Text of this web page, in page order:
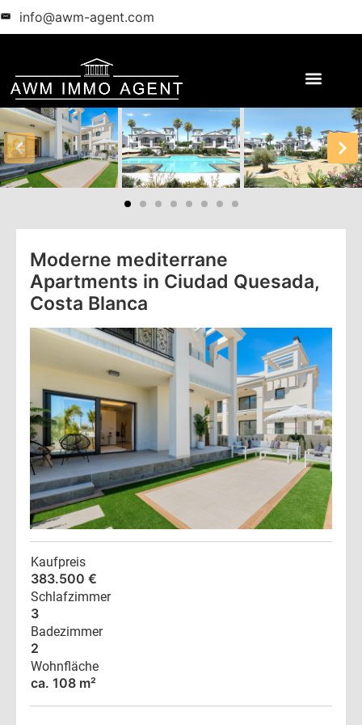
info@awm-agent.com
Moderne mediterrane
Apartments in Ciudad Quesada,
Costa Blanca
Kaufpreis
383.500 €
Schlafzimmer
3
Badezimmer
2
Wohnfläche
ca. 108 m²